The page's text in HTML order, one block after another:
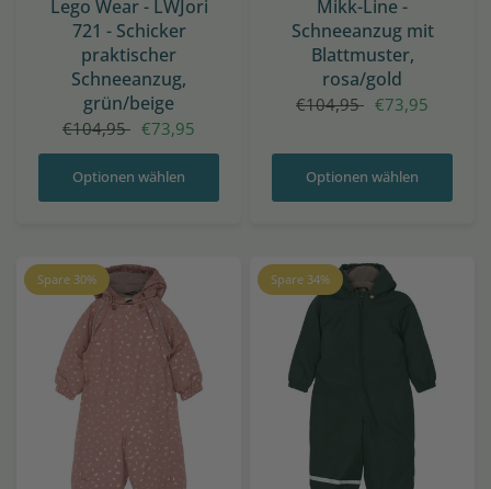
Lego Wear - LWJori
721 - Schicker
praktischer
Schneeanzug,
grün/beige
€104,95 €73,95
Optionen wählen
Mikk-Line -
Schneeanzug mit
Blattmuster,
rosa/gold
€104,95 €73,95
Optionen wählen
Spare 30% Spare 34%